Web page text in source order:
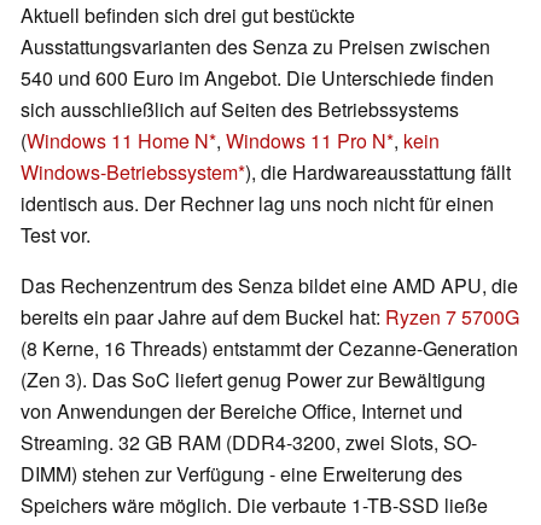
Aktuell befinden sich drei gut bestückte
Ausstattungsvarianten des Senza zu Preisen zwischen
540 und 600 Euro im Angebot. Die Unterschiede finden
sich ausschließlich auf Seiten des Betriebssystems
(Windows 11 Home N , Windows 11 Pro N , kein
Windows-Betriebssystem ), die Hardwareausstattung fällt
identisch aus. Der Rechner lag uns noch nicht für einen
Test vor.
Das Rechenzentrum des Senza bildet eine AMD APU, die
bereits ein paar Jahre auf dem Buckel hat: Ryzen 7 5700G
(8 Kerne, 16 Threads) entstammt der Cezanne-Generation
(Zen 3). Das SoC liefert genug Power zur Bewältigung
von Anwendungen der Bereiche Office, Internet und
Streaming. 32 GB RAM (DDR4-3200, zwei Slots, SO-
DIMM) stehen zur Verfügung - eine Erweiterung des
Speichers wäre möglich. Die verbaute 1-TB-SSD ließe